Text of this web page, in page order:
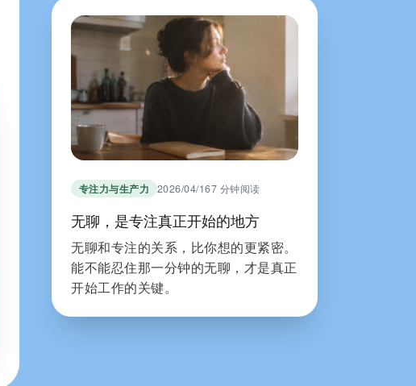
专注力与生产力 2026/04/167 分钟阅读
无聊，是专注真正开始的地方
无聊和专注的关系，比你想的更紧密。
能不能忍住那一分钟的无聊，才是真正
开始工作的关键。